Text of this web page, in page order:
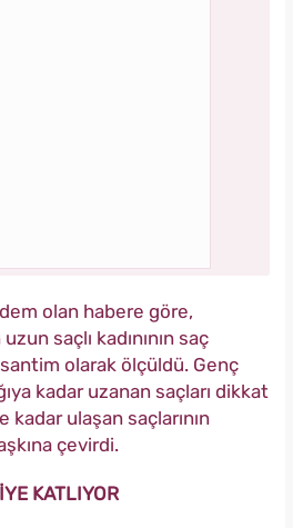
olan habere göre,
saçlı kadınının saç
olarak ölçüldü. Genç
kadar uzanan saçları dikkat
ulaşan saçlarının
çevirdi.
KATLIYOR